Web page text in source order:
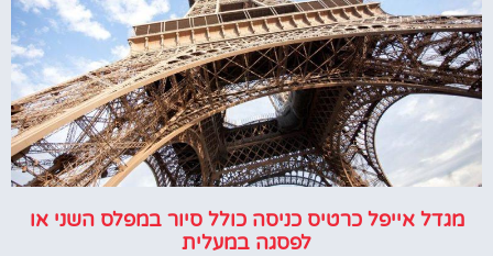
מגדל אייפל כרטיס כניסה כולל סיור במפלס השני או
לפסגה במעלית